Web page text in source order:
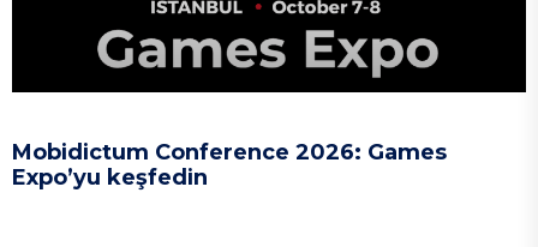
Mobidictum Conference 2026: Games
Expo’yu keşfedin